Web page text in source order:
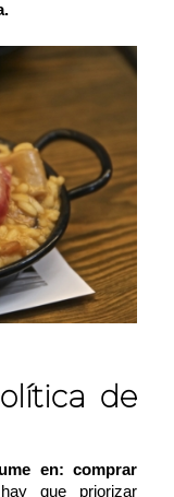
de
en:comprar
que priorizar